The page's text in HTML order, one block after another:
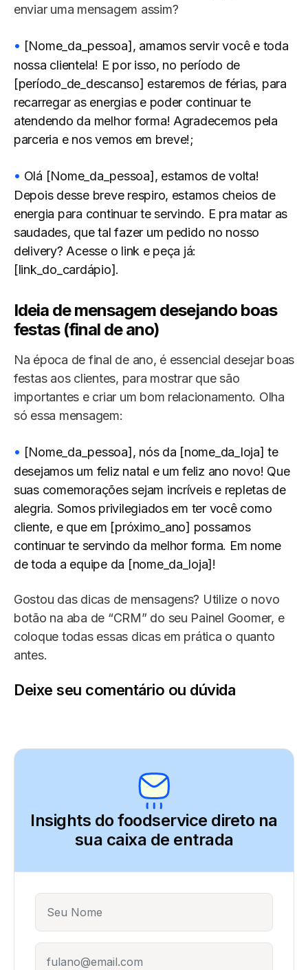
enviar uma mensagem assim?
[Nome_da_pessoa], amamos servir você e toda
nossa clientela! E por isso, no período de
[período_de_descanso] estaremos de férias, para
recarregar as energias e poder continuar te
atendendo da melhor forma! Agradecemos pela
parceria e nos vemos em breve!;
Olá [Nome_da_pessoa], estamos de volta!
Depois desse breve respiro, estamos cheios de
energia para continuar te servindo. E pra matar as
saudades, que tal fazer um pedido no nosso
delivery? Acesse o link e peça já:
[link_do_cardápio].
Ideia de mensagem desejando boas
festas (final de ano)
Na época de final de ano, é essencial desejar boas
festas aos clientes, para mostrar que são
importantes e criar um bom relacionamento. Olha
só essa mensagem:
[Nome_da_pessoa], nós da [nome_da_loja] te
desejamos um feliz natal e um feliz ano novo! Que
suas comemorações sejam incríveis e repletas de
alegria. Somos privilegiados em ter você como
cliente, e que em [próximo_ano] possamos
continuar te servindo da melhor forma. Em nome
de toda a equipe da [nome_da_loja]!
Gostou das dicas de mensagens? Utilize o novo
botão na aba de “CRM” do seu Painel Goomer, e
coloque todas essas dicas em prática o quanto
antes.
Deixe seu comentário ou dúvida
Insights do foodservice direto na
sua caixa de entrada